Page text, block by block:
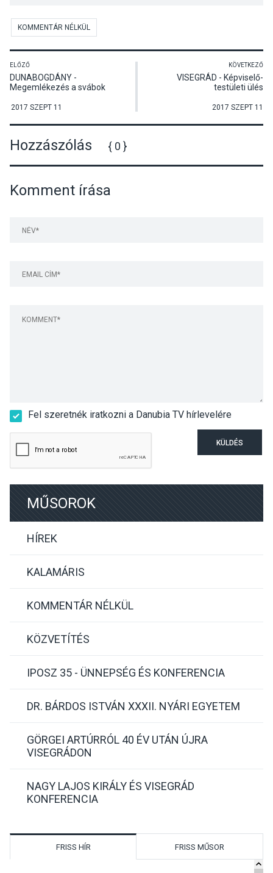
KOMMENTÁR NÉLKÜL
ELŐZŐ
DUNABOGDÁNY -
Megemlékezés a svábok
2017 SZEPT 11
KÖVETKEZŐ
VISEGRÁD - Képviselő-
testületi ülés
2017 SZEPT 11
Hozzászólás { 0 }
Komment írása
Fel szeretnék iratkozni a Danubia TV hírlevelére
KÜLDÉS
MŰSOROK
HÍREK
KALAMÁRIS
KOMMENTÁR NÉLKÜL
KÖZVETÍTÉS
IPOSZ 35 - ÜNNEPSÉG ÉS KONFERENCIA
DR. BÁRDOS ISTVÁN XXXII. NYÁRI EGYETEM
GÖRGEI ARTÚRRÓL 40 ÉV UTÁN ÚJRA
VISEGRÁDON
NAGY LAJOS KIRÁLY ÉS VISEGRÁD
KONFERENCIA
FRISS HÍR FRISS MŰSOR